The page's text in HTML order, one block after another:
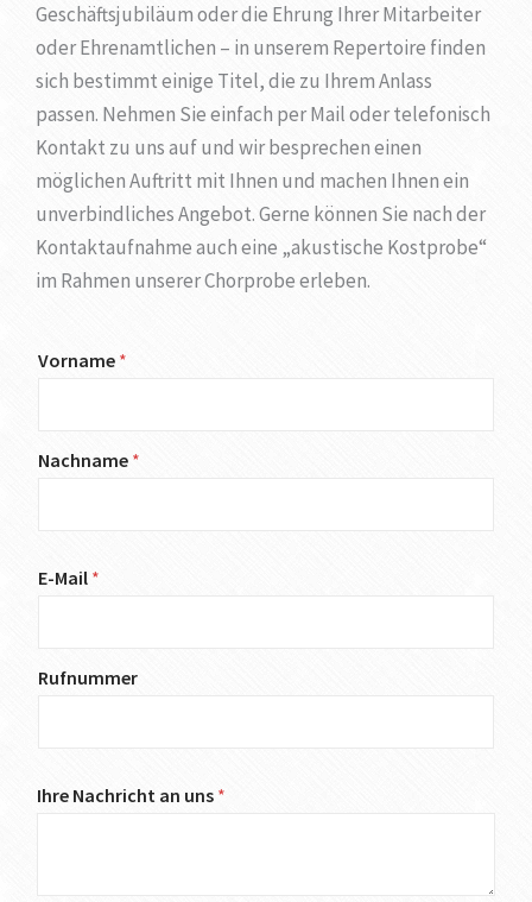
Geschäftsjubiläum oder die Ehrung Ihrer Mitarbeiter
oder Ehrenamtlichen – in unserem Repertoire finden
sich bestimmt einige Titel, die zu Ihrem Anlass
passen. Nehmen Sie einfach per Mail oder telefonisch
Kontakt zu uns auf und wir besprechen einen
möglichen Auftritt mit Ihnen und machen Ihnen ein
unverbindliches Angebot. Gerne können Sie nach der
Kontaktaufnahme auch eine „akustische Kostprobe“
im Rahmen unserer Chorprobe erleben.
Vorname *
Nachname *
E-Mail *
Rufnummer
Ihre Nachricht an uns *